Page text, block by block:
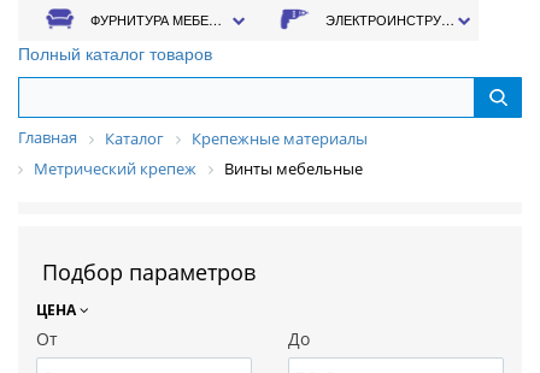
ФУРНИТУРА МЕБЕЛЬНАЯ ЭЛЕКТРОИНСТРУМЕНТ
Полный каталог товаров
Главная Каталог
Крепежные материалы
Метрический крепеж
Винты мебельные
Подбор параметров
ЦЕНА
От До